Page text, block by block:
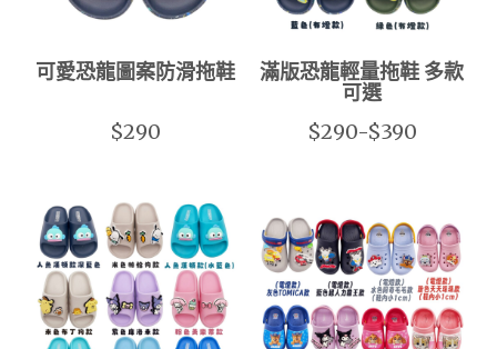
可愛恐龍圖案防滑拖鞋
$290
滿版恐龍輕量拖鞋 多款
可選
$290-$390